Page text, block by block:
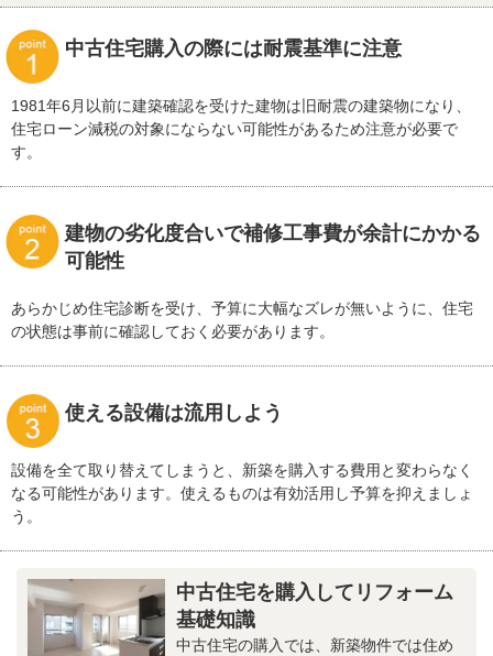
中古住宅購入の際には耐震基準に注意
1981年6月以前に建築確認を受けた建物は旧耐震の建築物になり、
住宅ローン減税の対象にならない可能性があるため注意が必要で
す。
建物の劣化度合いで補修工事費が余計にかかる
可能性
あらかじめ住宅診断を受け、予算に大幅なズレが無いように、住宅
の状態は事前に確認しておく必要があります。
使える設備は流用しよう
設備を全て取り替えてしまうと、新築を購入する費用と変わらなく
なる可能性があります。使えるものは有効活用し予算を抑えましょ
う。
中古住宅を購入してリフォーム
基礎知識
中古住宅の購入では、新築物件では住め